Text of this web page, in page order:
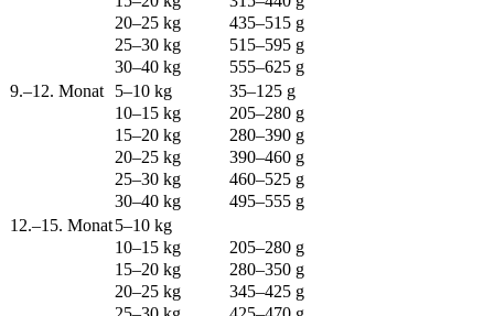
20–25 kg
435–515 g
25–30 kg
515–595 g
30–40 kg
555–625 g
9.–12. Monat
5–10 kg
35–125 g
10–15 kg
205–280 g
15–20 kg
280–390 g
20–25 kg
390–460 g
25–30 kg
460–525 g
30–40 kg
495–555 g
12.–15. Monat5–10 kg
10–15 kg
205–280 g
15–20 kg
280–350 g
20–25 kg
345–425 g